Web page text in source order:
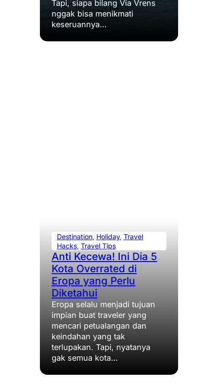
Tapi, siapa bilang Via Vrens
nggak bisa menikmati
keseruannya…
Destination, Holiday, Travel
Hacks, Travel Tips
Anti Kecewa! Ini Dia 5
Kota Overrated di
Eropa yang Perlu
Diketahui
Eropa selalu menjadi tujuan
impian buat traveler yang
mencari petualangan dan
keindahan yang tak
terlupakan. Tapi, nyatanya
gak semua kota…